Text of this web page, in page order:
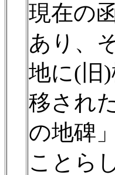
現在の
あり、
地に(旧
移され
の地碑
ことら